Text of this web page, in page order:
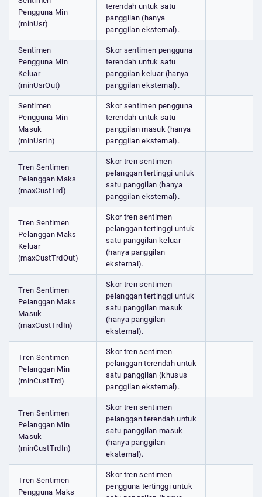
Pengguna Min
(minUsr)
terendah untuk satu
panggilan (hanya
panggilan eksternal).
Sentimen
Pengguna Min
Keluar
(minUsrOut)
Skor sentimen pengguna
terendah untuk satu
panggilan keluar (hanya
panggilan eksternal).
Sentimen
Pengguna Min
Masuk
(minUsrIn)
Skor sentimen pengguna
terendah untuk satu
panggilan masuk (hanya
panggilan eksternal).
Tren Sentimen
Pelanggan Maks
(maxCustTrd)
Skor tren sentimen
pelanggan tertinggi untuk
satu panggilan (hanya
panggilan eksternal).
Tren Sentimen
Pelanggan Maks
Keluar
(maxCustTrdOut)
Skor tren sentimen
pelanggan tertinggi untuk
satu panggilan keluar
(hanya panggilan
eksternal).
Tren Sentimen
Pelanggan Maks
Masuk
(maxCustTrdIn)
Skor tren sentimen
pelanggan tertinggi untuk
satu panggilan masuk
(hanya panggilan
eksternal).
Tren Sentimen
Pelanggan Min
(minCustTrd)
Skor tren sentimen
pelanggan terendah untuk
satu panggilan (khusus
panggilan eksternal).
Tren Sentimen
Pelanggan Min
Masuk
(minCustTrdIn)
Skor tren sentimen
pelanggan terendah untuk
satu panggilan masuk
(hanya panggilan
eksternal).
Tren Sentimen
Pengguna Maks
Skor tren sentimen
pengguna tertinggi untuk